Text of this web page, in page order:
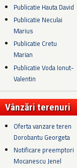
Publicatie Hauta David
Publicatie Neculai
Marius
Publicatie Cretu
Marian
Publicatie Voda Ionut-
Valentin
Vânzări terenuri
Oferta vanzare teren
Dorobantu Georgeta
Notificare preemptori
Mocanescu Jenel